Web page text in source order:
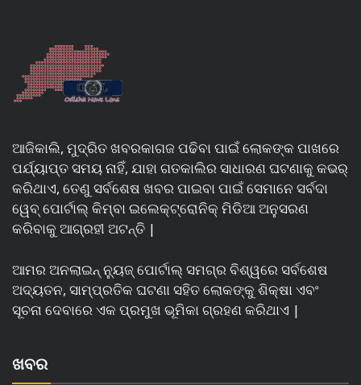
ଆଜିକାଲି, ମୁଦ୍ରିତ ଖବରକାଗଜ ପଢିବା ପାଇଁ ଲୋକଙ୍କ ପାଖରେ
ପର୍ଯ୍ୟାପ୍ତ ସମୟ ନାହିଁ, ଯାହା ଗତକାଲିର ସାଧାରଣ ଘଟଣାକୁ କଭର୍
କରିଥାଏ, ତେଣୁ ସର୍ବଶେଷ ଖବର ପାଇବା ପାଇଁ ସେମାନେ ସର୍ବଦା
ୱେବ୍ ପୋର୍ଟାଲ୍ କିମ୍ବା ଇଲେକ୍ଟ୍ରୋନିକ୍ ମିଡିଆ ଅନୁସରଣ
କରିବାକୁ ଆଗ୍ରହୀ ଅଟନ୍ତି |
ଆମର ଅନଲାଇନ୍ ନ୍ୟୁଜ୍ ପୋର୍ଟାଲ୍ ସମଗ୍ର ବିଶ୍ୱରେ ସର୍ବଶେଷ
ଅଦ୍ୟତନ, ସାମ୍ପ୍ରତିକ ଘଟଣା ସହିତ ଲୋକଙ୍କୁ ଶିକ୍ଷା ଏବଂ
ସୂଚନା ଦେବାରେ ଏକ ପ୍ରମୁଖ ଭୂମିକା ଗ୍ରହଣ କରିଥାଏ |
ଖବର